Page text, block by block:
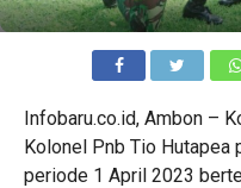
Infobaru.co.id, Ambon –
Kolonel Pnb Tio Hutapea
periode 1 April 2023